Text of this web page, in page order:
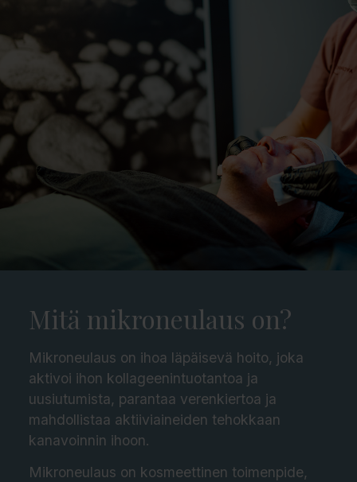
Mitä mikroneulaus on?
Mikroneulaus on ihoa läpäisevä hoito, joka
aktivoi ihon kollageenintuotantoa ja
uusiutumista, parantaa verenkiertoa ja
mahdollistaa aktiiviaineiden tehokkaan
kanavoinnin ihoon.
Mikroneulaus on kosmeettinen toimenpide,